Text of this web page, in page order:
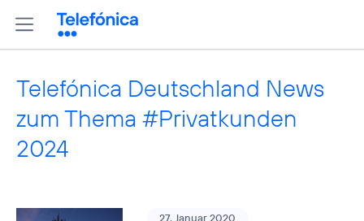
Telefónica Deutschland News
zum Thema #Privatkunden
2024
27. Januar 2020